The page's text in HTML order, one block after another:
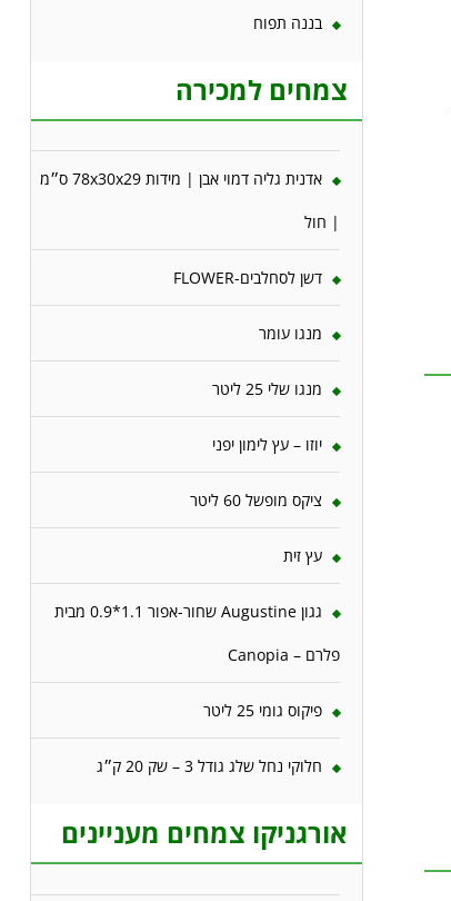
בננה תפוח
צמחים למכירה
אדנית גליה דמוי אבן | מידות 78x30x29 ס״מ
| חול
דשן לסחלבים-FLOWER
מנגו עומר
מנגו שלי 25 ליטר
יוזו – עץ לימון יפני
ציקס מופשל 60 ליטר
עץ זית
גגון Augustine שחור-אפור 1.1*0.9 מבית
פלרם – Canopia
פיקוס גומי 25 ליטר
חלוקי נחל שלג גודל 3 – שק 20 ק״ג
אורגניקו צמחים מעניינים